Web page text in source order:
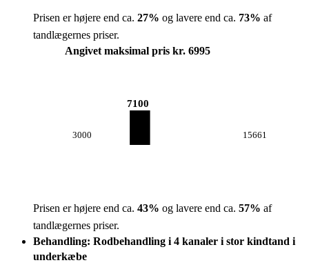
Prisen er højere end ca. 27% og lavere end ca. 73% af
tandlægernes priser.
Angivet maksimal pris kr. 6995
3000
7100
15661
Prisen er højere end ca. 43% og lavere end ca. 57% af
tandlægernes priser.
Behandling: Rodbehandling i 4 kanaler i stor kindtand i
underkæbe